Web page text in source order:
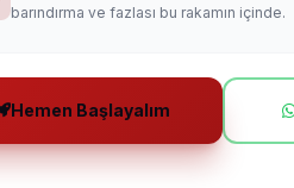
barındırma ve fazlası bu rakamın içinde.
Hemen Başlayalım